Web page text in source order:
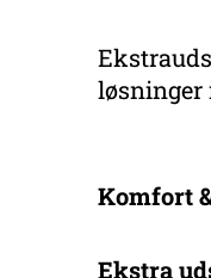
løsninger
Komfort
Ekstra